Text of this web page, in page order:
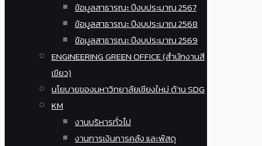
ข้อมูลสาธารณะ ปีงบประมาณ 2567
ข้อมูลสาธารณะ ปีงบประมาณ 2568
ข้อมูลสาธารณะ ปีงบประมาณ 2569
ENGINEERING GREEN OFFICE (สำนักงานสี
เขียว)
นโยบายของมหาวิทยาลัยเชียงใหม่ ด้าน SDG
KM
งานบริหารทั่วไป
งานการเงินการคลัง และพัสดุ